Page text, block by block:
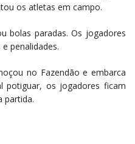
os atletas em campo.
bolas paradas. Os jogadores
penalidades.
no Fazendão e embarca
potiguar, os jogadores ficam
partida.